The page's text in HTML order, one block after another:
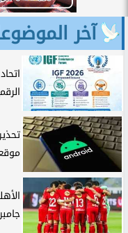
آخر